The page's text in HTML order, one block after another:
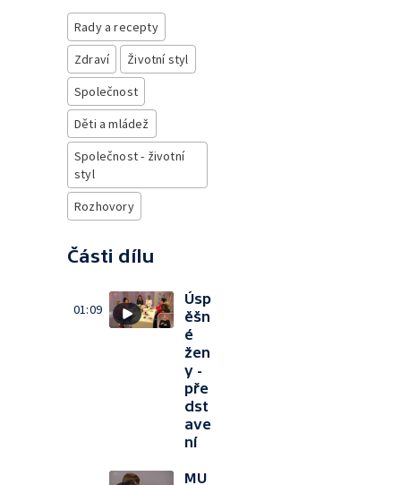
Rady a recepty
Zdraví
Životní styl
Společnost
Děti a mládež
Společnost - životní
styl
Rozhovory
Části dílu
01:09
Úsp
ěšn
é
žen
y -
pře
dst
ave
ní
MU